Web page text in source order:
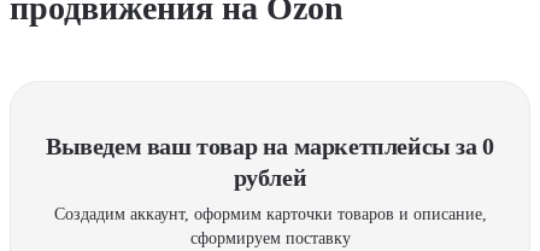
продвижения на Ozon
Выведем ваш товар на маркетплейсы за 0
рублей
Создадим аккаунт, оформим карточки товаров и описание,
сформируем поставку